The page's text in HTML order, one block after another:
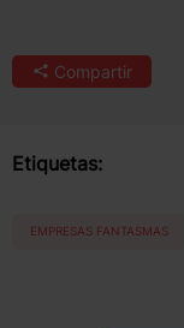
Compartir
Etiquetas:
EMPRESAS FANTASMAS